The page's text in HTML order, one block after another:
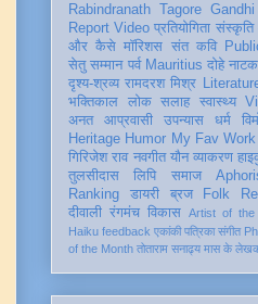
Rabindranath Tagore Gandhi
Report Video प्रतियोगिता संस्कृति
और कैसे मॉरिशस संत कवि
सेतु सम्मान पर्व Mauritius दोहे नाटक
दृश्य-श्रव्य रामदरश मिश्र
भक्तिकाल
लोक सलाह स्वास्थ्य
अनत
आप्रवासी उपन्यास धर्म
Heritage Humor My Fav Work
गिरिजेश राव नवगीत यौन व्याकरण
तुलसीदास
लिपि समाज
Ranking
डायरी ब्रज Folk
दीवाली रंगमंच विकास Artist of the
Haiku feedback एकांकी पत्रिका संगीत
of the Month तोताराम सनाढ्य मास के